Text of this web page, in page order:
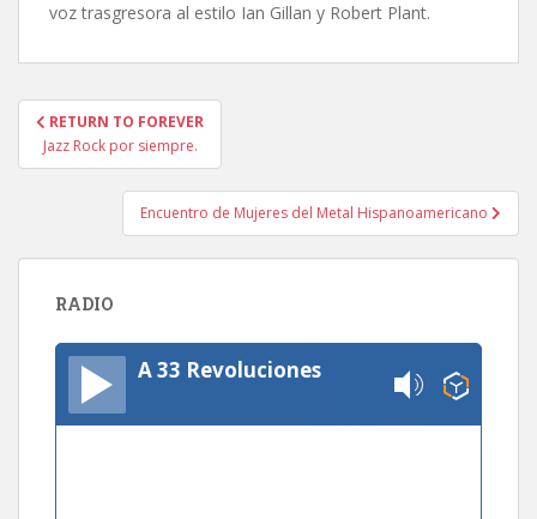
voz trasgresora al estilo Ian Gillan y Robert Plant.
Navegación
de
entradas
RETURN TO FOREVER
Jazz Rock por siempre.
Encuentro de Mujeres del Metal Hispanoamericano
RADIO
A 33 Revoluciones